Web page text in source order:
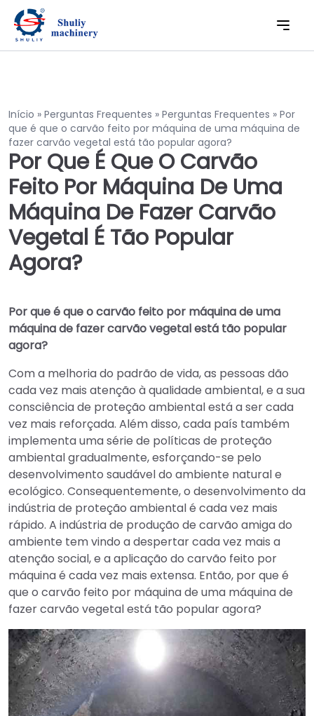
Início » Perguntas Frequentes » Perguntas Frequentes » Por
que é que o carvão feito por máquina de uma máquina de
fazer carvão vegetal está tão popular agora?
Por Que É Que O Carvão
Feito Por Máquina De Uma
Máquina De Fazer Carvão
Vegetal É Tão Popular
Agora?
Por que é que o carvão feito por máquina de uma
máquina de fazer carvão vegetal está tão popular
agora?
Com a melhoria do padrão de vida, as pessoas dão
cada vez mais atenção à qualidade ambiental, e a sua
consciência de proteção ambiental está a ser cada
vez mais reforçada. Além disso, cada país também
implementa uma série de políticas de proteção
ambiental gradualmente, esforçando-se pelo
desenvolvimento saudável do ambiente natural e
ecológico. Consequentemente, o desenvolvimento da
indústria de proteção ambiental é cada vez mais
rápido. A indústria de produção de carvão amiga do
ambiente tem vindo a despertar cada vez mais a
atenção social, e a aplicação do carvão feito por
máquina é cada vez mais extensa. Então, por que é
que o carvão feito por máquina de uma máquina de
fazer carvão vegetal está tão popular agora?